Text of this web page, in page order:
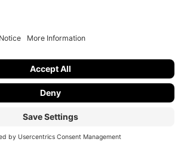
USI,Credits/Mappa del sito
Net-MEGS